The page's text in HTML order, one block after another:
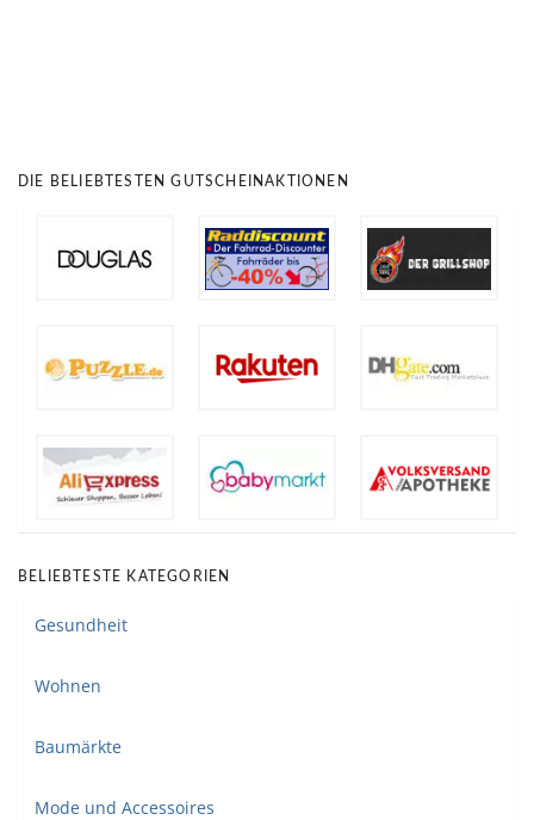
DIE BELIEBTESTEN GUTSCHEINAKTIONEN
BELIEBTESTE KATEGORIEN
Gesundheit
Wohnen
Baumärkte
Mode und Accessoires